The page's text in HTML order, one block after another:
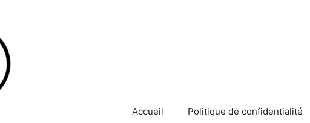
Accueil Politique de confidentialité